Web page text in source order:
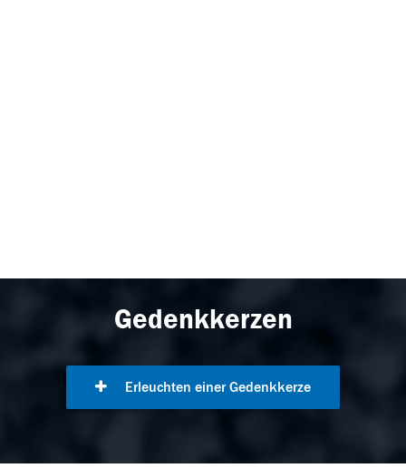
Gedenkkerzen
Erleuchten einer Gedenkkerze